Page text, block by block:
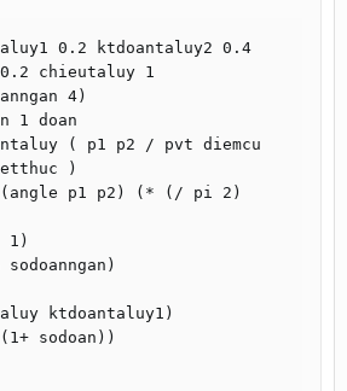
0.2 ktdoantaluy2 0.4
0.2 chieutaluy 1
4)
1 doan
( p1 p2 / pvt diemcu
)
p1 p2) (* (/ pi 2)
1)
ktdoantaluy1)
sodoan))